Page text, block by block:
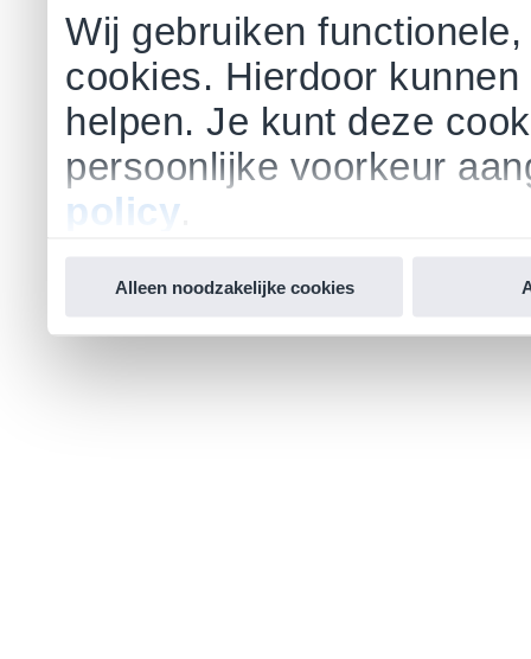
Wij gebruiken
cookies. Hierdoor
helpen. Je kunt deze
persoonlijke voorkeur
policy
Alleen noodzakelijke cookies